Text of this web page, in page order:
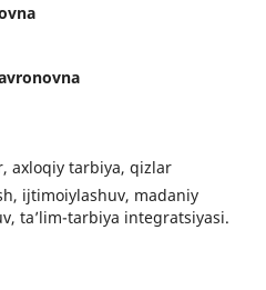
axloqiy tarbiya, qizlar
ijtimoiylashuv, madaniy
ta’lim-tarbiya integratsiyasi.